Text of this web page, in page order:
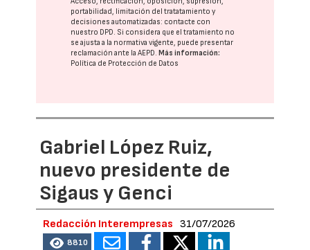
portabilidad, limitación del tratatamiento y
decisiones automatizadas: contacte con
nuestro DPD. Si considera que el tratamiento no
se ajusta a la normativa vigente, puede presentar
reclamación ante laAEPD. Más información:
Política de Protección de Datos
Gabriel López Ruiz,
nuevo presidente de
Sigaus y Genci
Redacción Interempresas 31/07/2026
8810